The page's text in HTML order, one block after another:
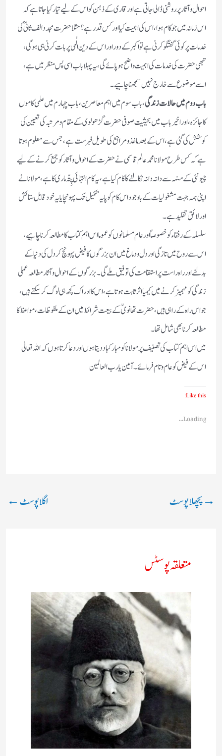
احوال وآثار پر روشنی ڈالی جاتی ہے اور قاری کے ذہن کو اس کے لیے تیار کیا جاتاہے کہ
اس زمانہ میں جو کام ہوا، اس کی اہمیت کیا اور کس قدر ہے؟ مثلا حضرت مجدد الف ثانیؒ کی
خدمات پر کوئی گفتگو کرنی ہے تو اکبر کے دور اور اس کے دین الٰہی پر بات کرنی ہی ہوگی،
تبھی حضرت کی خدمات کی اہمیت واضح ہو پائے گی، یہ پہلا باب اسی پس منظر میں ہے،
اسے موضوع سے خارج نہیں سمجھنا چاہیے۔
باب دوم میں حالات زندگی، باب سوم میں اہم معاصرین، باب چہارم میں علمی کاموں
کا جائزہ، اور اخیر باب میں بحیثیت صوفی حضرت گڑھولوی کے مقام ومرتبہ کی تعیین کی
کوشش کی گئی ہے، اس کے بعد ماخذ ومراجع کی طویل فہرست ہے، جس سے معلوم ہوتا
ہے کہ کس طرح مولانا محمد عالم قاسمی نے حضرت کے احوال وآثار کو جمع کرنے کے لیے
چیونٹی کے منہہ سے دانہ دانہ نکالنے کا کام کیاہے، یہ کام انتہائی پِتّہ ماری کا ہے، مولانا نے
اپنی ہمہ جہت مشغولیات کے باوجود اس کام کو پایہ تکمیل تک پہونچایا یہ خود قابل ستائش
اور لائق تقلید ہے۔
سلسلہ کے رفقاء کو خصوصاً اور عام مسلمانوں کو عموما اس اہم کتاب کا مطالعہ کرنا چاہیے،
اس سے روح میں تازگی اور دل ودماغ میں ان بزرگوں کا فیض پہونچ کر دل کی دنیا کے
بدلنے اور راہ راست پر استقامت کی توفیق ملے گی۔ بزرگوں کے احوال وآثار مطالعہ عملی
زندگی کو مہمیز کرنے میں کیمیا اثر ثابت ہوتا ہے، اس کا ادراک کچھ ہی لوگ کر سکتے ہیں،
جو اس راہ کے راہی ہیں، حضرت تھانوی ؒ کے بیعت شرائط میں ان کے ملفوظات، مواعظ کا
مطالعہ کرنا بھی شامل تھا۔
میں اس اہم کتاب کی تصنیف پر مولاناکو مبارکباد دیتا ہوں اور دعا کرتا ہوں کہ اللہ تعالیٰ
اس کے فیض کو عام وتام فرمائے۔ آمین یا رب العالمین
Like this:
Loading...
→پچھلا پوسٹ اگلا پوسٹ←
متعلقہ پوسٹس